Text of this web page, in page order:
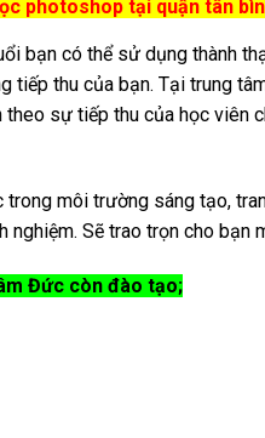
photoshop tại quận tân
bạn có thể sử dụng thành
tiếp thu của bạn. Tại trung
theo sự tiếp thu của học
môi trường sáng tạo,
Sẽ trao trọn cho
Đức còn đào tạo;